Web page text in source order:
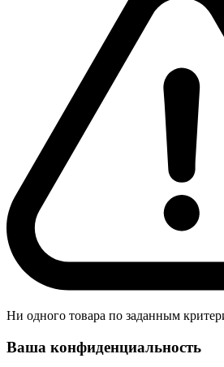
Ни одного товара по заданным
Ваша конфиденциальность